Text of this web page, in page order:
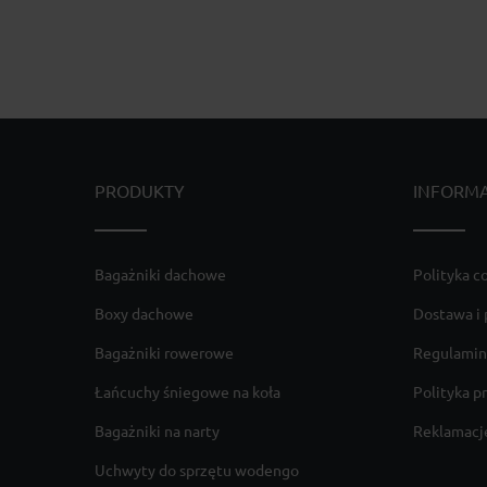
PRODUKTY
Bagażniki dachowe
Boxy dachowe
Bagażniki rowerowe
Łańcuchy śniegowe na koła
Bagażniki na narty
Uchwyty do sprzętu wodengo
Polityka
Dostawa i
Regulamin
Polityka